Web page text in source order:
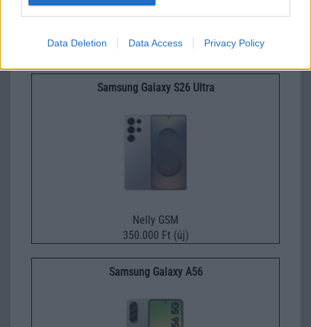
Data Deletion Data Access Privacy Policy
245.000 Ft (használt)
Samsung Galaxy S26 Ultra
Nelly GSM
350.000 Ft (új)
Samsung Galaxy A56